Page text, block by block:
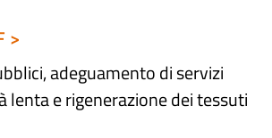
>
adeguamento di servizi
e rigenerazione dei tessuti